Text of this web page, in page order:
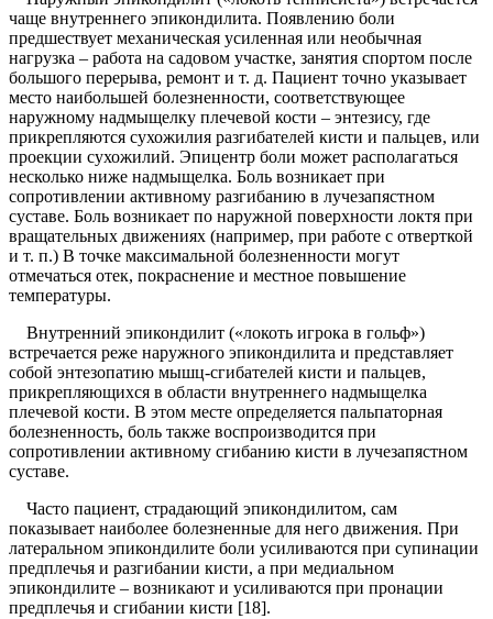
чаще внутреннего эпикондилита. Появлению боли
предшествует механическая усиленная или необычная
нагрузка – работа на садовом участке, занятия спортом после
большого перерыва, ремонт и т. д. Пациент точно указывает
место наибольшей болезненности, соответствующее
наружному надмыщелку плечевой кости – энтезису, где
прикрепляются сухожилия разгибателей кисти и пальцев, или
проекции сухожилий. Эпицентр боли может располагаться
несколько ниже надмыщелка. Боль возникает при
сопротивлении активному разгибанию в лучезапястном
суставе. Боль возникает по наружной поверхности локтя при
вращательных движениях (например, при работе с отверткой
и т. п.) В точке максимальной болезненности могут
отмечаться отек, покраснение и местное повышение
температуры.
Внутренний эпикондилит («локоть игрока в гольф»)
встречается реже наружного эпикондилита и представляет
собой энтезопатию мышц-сгибателей кисти и пальцев,
прикрепляющихся в области внутреннего надмыщелка
плечевой кости. В этом месте определяется пальпаторная
болезненность, боль также воспроизводится при
сопротивлении активному сгибанию кисти в лучезапястном
суставе.
Часто пациент, страдающий эпикондилитом, сам
показывает наиболее болезненные для него движения. При
латеральном эпикондилите боли усиливаются при супинации
предплечья и разгибании кисти, а при медиальном
эпикондилите – возникают и усиливаются при пронации
предплечья и сгибании кисти [18].